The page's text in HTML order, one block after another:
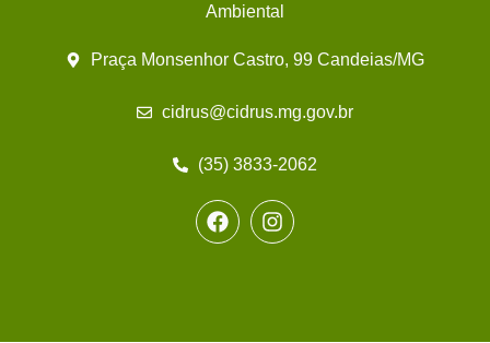
Ambiental
Praça Monsenhor Castro, 99 Candeias/MG
cidrus@cidrus.mg.gov.br
(35) 3833-2062